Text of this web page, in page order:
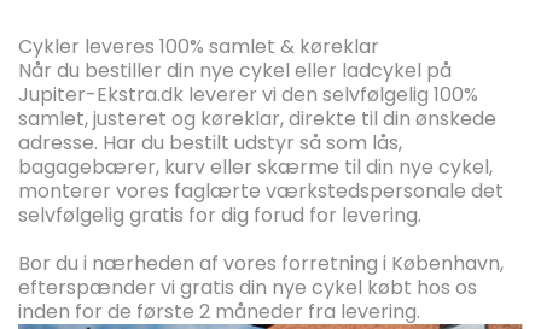
Cykler leveres 100% samlet & køreklar
Når du bestiller din nye cykel eller ladcykel på
Jupiter-Ekstra.dk leverer vi den selvfølgelig 100%
samlet, justeret og køreklar, direkte til din ønskede
adresse. Har du bestilt udstyr så som lås,
bagagebærer, kurv eller skærme til din nye cykel,
monterer vores faglærte værkstedspersonale det
selvfølgelig gratis for dig forud for levering.
Bor du i nærheden af vores forretning i København,
efterspænder vi gratis din nye cykel købt hos os
inden for de første 2 måneder fra levering.